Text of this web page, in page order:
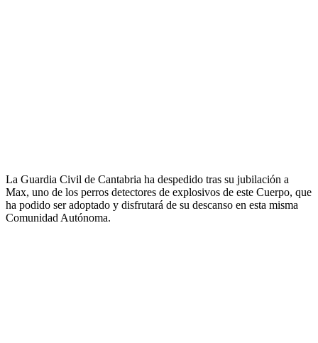
La Guardia Civil de Cantabria ha despedido tras su jubilación a
Max, uno de los perros detectores de explosivos de este Cuerpo, que
ha podido ser adoptado y disfrutará de su descanso en esta misma
Comunidad Autónoma.